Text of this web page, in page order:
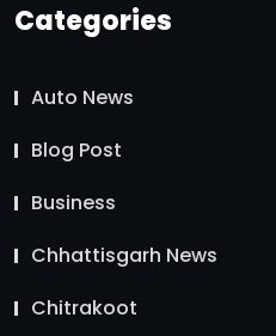
Categories
Auto News
Blog Post
Business
Chhattisgarh News
Chitrakoot